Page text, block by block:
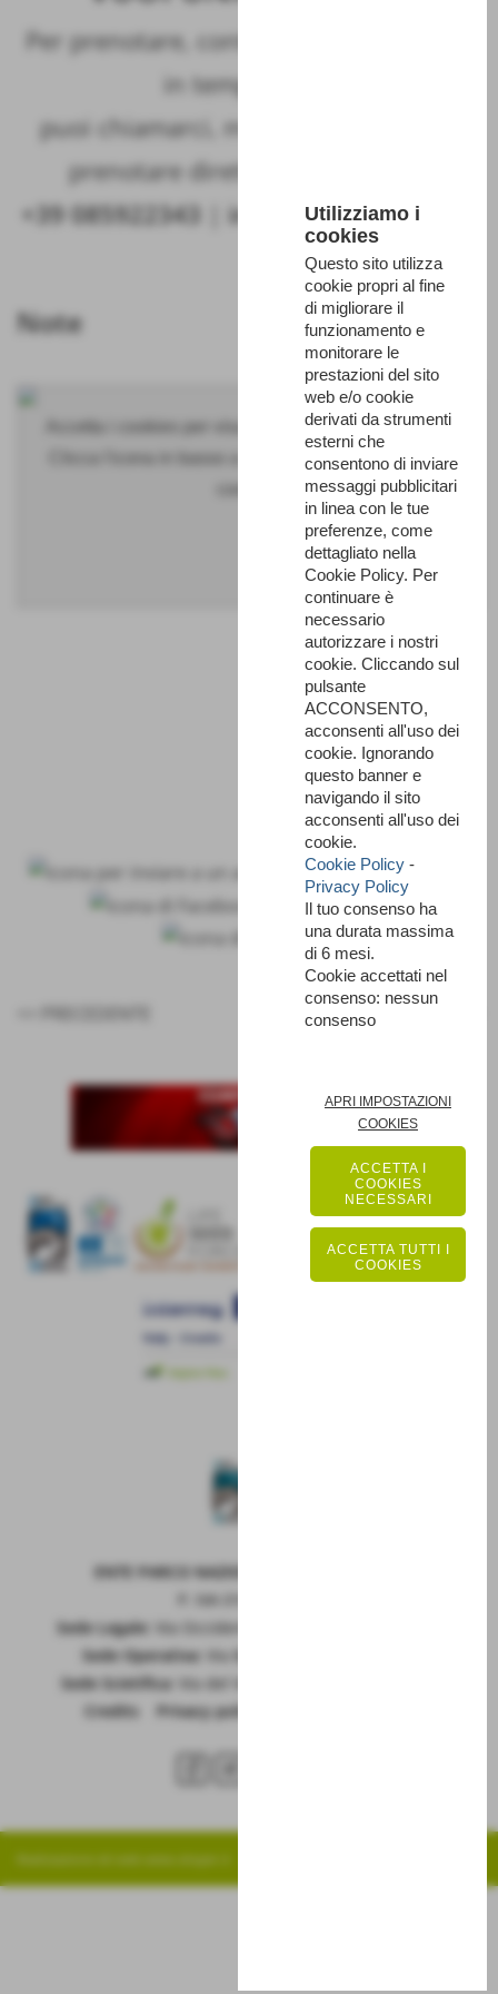
Per prenotare, controlla la disponibilità
in tempo reale,
puoi chiamarci, mandarci una mail o
prenotare direttamente on line!
+39 085922343
info@majambiente.it
Note
Accetta i cookies per visualizzare questo contenuto.
Clicca l'icona in basso a sinistra per accettare tutti i
SUCCESSIVO >>
ENTE PARCO NAZIONALE DELLA MAIELLA
P. IVA 01815660699
Sede Legale:
Via Occidentale 6, GUARDIAGRELE (Ch)
Sede Operativa:
Via Badia 28, SULMONA (Aq)
Sede Scietifica:
Via del Vivaio, CARAMANICO T. (Pe)
Credits
Privacy policy
Realizzazione siti web www.sitoper.it
Utilizziamo i
cookies
Questo sito utilizza
cookie propri al fine
di migliorare il
funzionamento e
monitorare le
prestazioni del sito
web e/o cookie
derivati da strumenti
esterni che
consentono di inviare
messaggi pubblicitari
in linea con le tue
preferenze, come
dettagliato nella
Cookie Policy. Per
continuare è
necessario
autorizzare i nostri
cookie. Cliccando sul
pulsante
ACCONSENTO,
acconsenti all'uso dei
cookie. Ignorando
questo banner e
navigando il sito
acconsenti all'uso dei
cookie.
Cookie Policy -
Privacy Policy
Il tuo consenso ha
una durata massima
di 6 mesi.
Cookie accettati nel
consenso: nessun
consenso
APRI IMPOSTAZIONI
COOKIES
ACCETTA I
COOKIES
NECESSARI
ACCETTA TUTTI I
COOKIES